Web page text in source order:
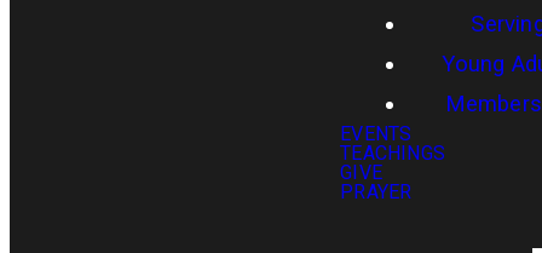
Young
EVENTS
TEACHINGS
GIVE
PRAYER